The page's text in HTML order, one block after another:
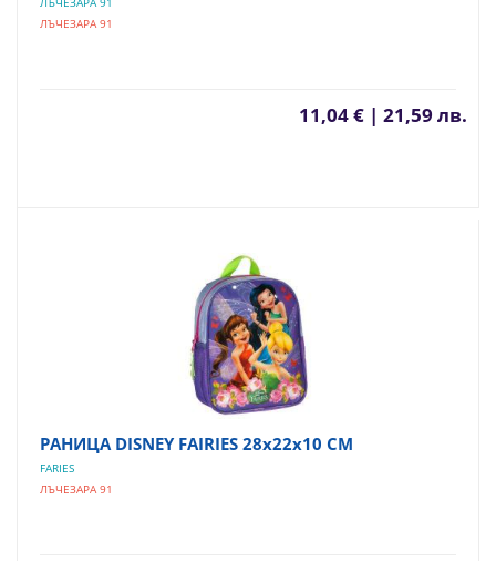
ЛЪЧЕЗАРА 91
11,04 € | 21,59 лв.
РАНИЦА DISNEY FAIRIES 28х22х10 СМ
FARIES
ЛЪЧЕЗАРА 91